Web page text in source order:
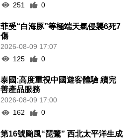
251
0
菲受“白海豚”等極端天氣侵襲6死7
傷
2026-08-09 17:07
125
0
泰國:高度重視中國遊客體驗 續完
善產品服務
2026-08-09 17:00
162
0
第16號颱風“琵鷺” 西北太平洋生成